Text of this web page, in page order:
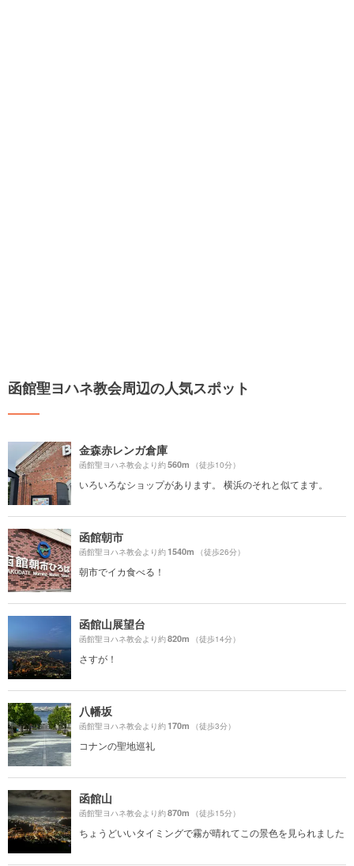
函館聖ヨハネ教会周辺の人気スポット
金森赤レンガ倉庫
函館聖ヨハネ教会より約560m （徒歩10分）
いろいろなショップがあります。 横浜のそれと似てます。
函館朝市
函館聖ヨハネ教会より約1540m （徒歩26分）
朝市でイカ食べる！
函館山展望台
函館聖ヨハネ教会より約820m （徒歩14分）
さすが！
八幡坂
函館聖ヨハネ教会より約170m （徒歩3分）
コナンの聖地巡礼
函館山
函館聖ヨハネ教会より約870m （徒歩15分）
ちょうどいいタイミングで霧が晴れてこの景色を見られました